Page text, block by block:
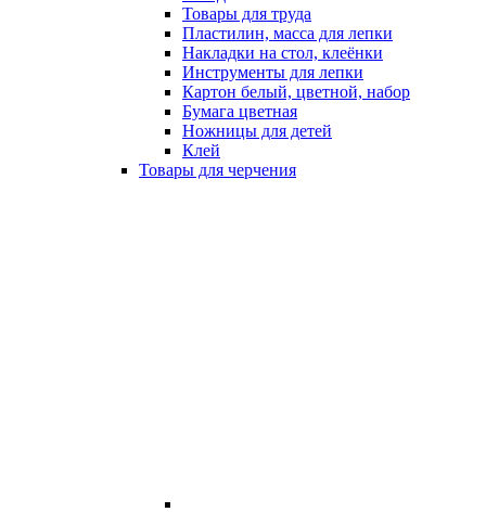
Товары для труда
Пластилин, масса для лепки
Накладки на стол, клеёнки
Инструменты для лепки
Картон белый, цветной, набор
Бумага цветная
Ножницы для детей
Клей
Товары для черчения